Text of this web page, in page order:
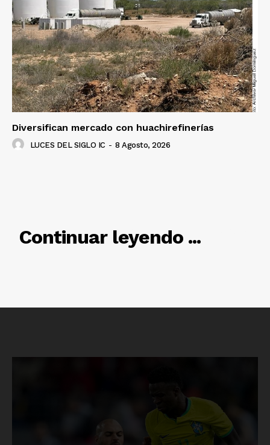
Diversifican mercado con huachirefinerías
LUCES DEL SIGLO IC - 8 Agosto, 2026
Continuar leyendo ...
RELACIONADO